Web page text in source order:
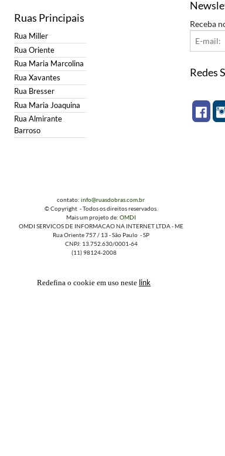
Ruas Principais
Rua Miller
Rua Oriente
Rua Maria Marcolina
Rua Xavantes
Rua Bresser
Rua Maria Joaquina
Rua Almirante
Barroso
Receba
Redes
contato: info@ruasdobras.com.br
© Copyright - Todos os direitos reservados.
Mais um projeto de: OMDI
OMDI SERVICOS DE INFORMACAO NA INTERNET LTDA - ME
Rua Oriente 757 / 13 - São Paulo - SP
CNPJ: 13.752.630/0001-64
(11) 98124-2008
Redefina o cookie em uso neste link